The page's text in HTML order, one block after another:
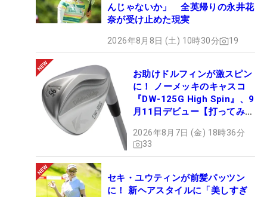
んじゃないか」 全英帰りの永井花
奈が受け止めた現実
2026年8月8日 (土) 10時30分 19
お助けドルフィンが激スピン
に！ ノーメッキのキャスコ
『DW-125G High Spin』、9
月11日デビュー【打ってみ
2026年8月7日 (金) 18時36分
33
セキ・ユウティンが前髪パッツン
に！ 新ヘアスタイルに「美しすぎ